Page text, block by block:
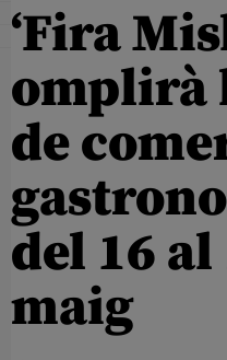
‘Fira
omplirà
de
del 16 al
maig